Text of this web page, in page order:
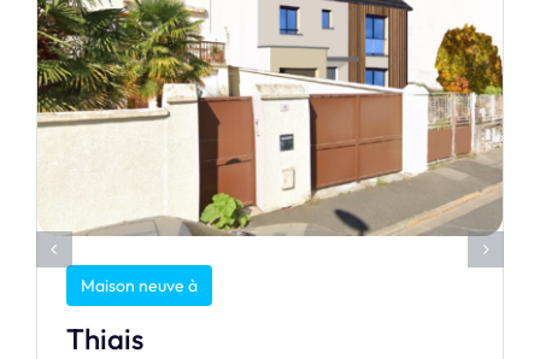
Maison neuve à
Thiais